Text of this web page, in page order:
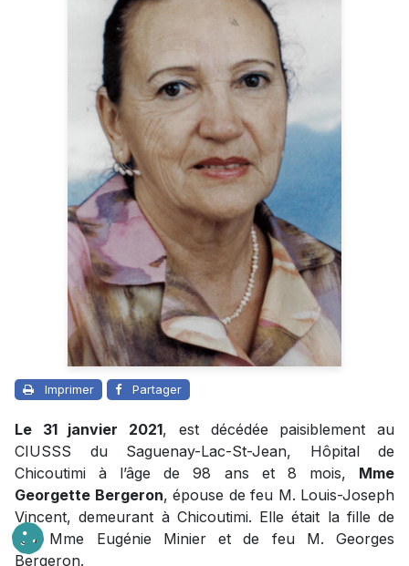
Imprimer Partager
Le 31 janvier 2021, est décédée paisiblement au
CIUSSS du Saguenay-Lac-St-Jean, Hôpital de
Chicoutimi à l’âge de 98 ans et 8 mois, Mme
Georgette Bergeron, épouse de feu M. Louis-Joseph
Vincent, demeurant à Chicoutimi. Elle était la fille de
feu Mme Eugénie Minier et de feu M. Georges
Bergeron.